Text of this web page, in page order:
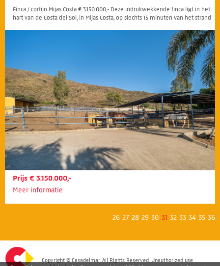
Finca / cortijo Mijas Costa € 3.150.000,- Deze indrukwekkende finca ligt in het
hart van de Costa del Sol, in Mijas Costa, op slechts 15 minuten van het strand
Prijs € 3.150.000,-
Meer informatie
26 27 28 29 30 31 32 33 34 35 36
Copyright © Casadelmar. All Rights Reserved. Unauthorized use